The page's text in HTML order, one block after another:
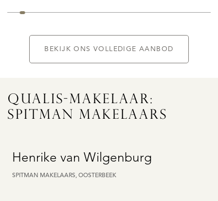
BEKIJK ONS VOLLEDIGE AANBOD
QUALIS-MAKELAAR:
SPITMAN MAKELAARS
Henrike van Wilgenburg
SPITMAN MAKELAARS, OOSTERBEEK